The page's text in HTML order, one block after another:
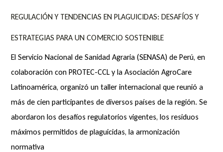
REGULACIÓN Y TENDENCIAS EN PLAGUICIDAS: DESAFÍOS Y
ESTRATEGIAS PARA UN COMERCIO SOSTENIBLE
El Servicio Nacional de Sanidad Agraria (SENASA) de Perú, en
colaboración con PROTEC-CCL y la Asociación AgroCare
Latinoamérica, organizó un taller internacional que reunió a
más de cien participantes de diversos países de la región. Se
abordaron los desafíos regulatorios vigentes, los residuos
máximos permitidos de plaguicidas, la armonización
normativa